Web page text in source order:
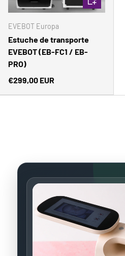
EVEBOT Europa
Estuche de transporte
EVEBOT (EB-FC1 / EB-
PRO)
€299,00 EUR